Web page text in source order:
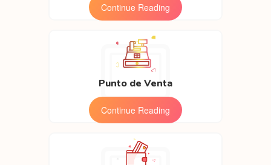
Continue Reading
Punto de Venta
Continue Reading